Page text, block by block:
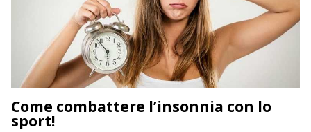
Come combattere l’insonnia con lo
sport!